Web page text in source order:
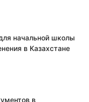
начальной школы
в Казахстане
в